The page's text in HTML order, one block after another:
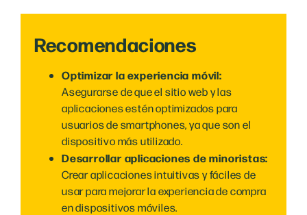
Recomendaciones
Optimizar la experiencia móvil:
Asegurarse de que el sitio web y las
aplicaciones estén optimizados para
usuarios de smartphones, ya que son el
dispositivo más utilizado.
Desarrollar aplicaciones de minoristas:
Crear aplicaciones intuitivas y fáciles de
usar para mejorar la experiencia de compra
en dispositivos móviles.